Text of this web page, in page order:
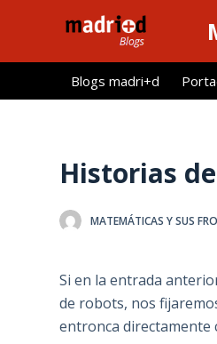
l
Blogs madri+d
Historias
MATEMÁTICAS Y SUS
Si en la entrada
de robots, nos
entronca directamente